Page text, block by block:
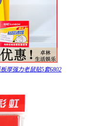
厚强力老鼠贴5套6802